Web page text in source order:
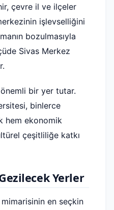
çevre il ve ilçeler
işlevselliğini
bozulmasıyla
Sivas Merkez
bir yer tutar.
binlerce
hem ekonomik
çeşitliliğe katkı
Yerler
en seçkin